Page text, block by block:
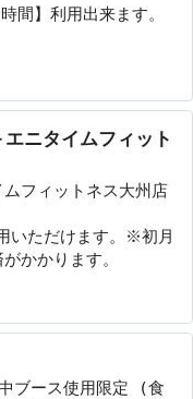
間】利用出来ます。
ニタイムフィット
フィットネス大州店
いただけます。※初月
かかります。
ブース使用限定 (食